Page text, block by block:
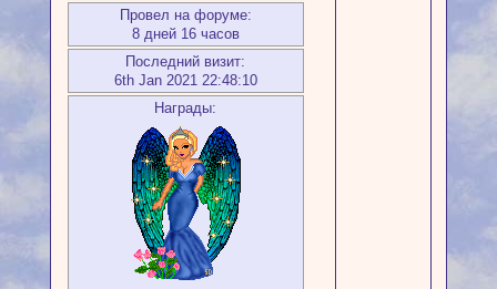
Провел на форуме:
8 дней 16 часов
Последний визит:
6th Jan 2021 22:48:10
Награды: